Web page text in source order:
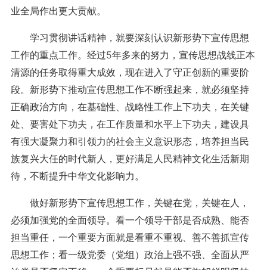
业全局作出更大贡献。
学习贯彻讲话精神，就要深刻认识新形势下宣传思想
工作的重点工作。经过5年多来的努力，宣传思想战线正本
清源的任务取得重大成效，现在进入了守正创新的重要阶
段。新形势下推动宣传思想工作不断强起来，就必须坚持
正确政治方向，在基础性、战略性工作上下功夫，在关键
处、要害处下功夫，在工作质量和水平上下功夫，建设具
有强大凝聚力和引领力的社会主义意识形态，培养担当民
族复兴大任的时代新人，更好满足人民精神文化生活新期
待，不断提升中华文化影响力。
做好新形势下宣传思想工作，关键在党，关键在人，
必须加强党的全面领导。看一个领导干部是否成熟、能否
担当重任，一个重要方面就是看重不重视、善不善抓宣传
思想工作；看一级党委（党组）政治上强不强、全面从严